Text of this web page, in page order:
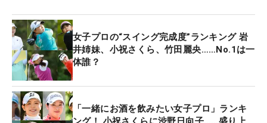
女子プロの“スイング完成度”ランキング 岩
井姉妹、小祝さくら、竹田麗央……No.1は一
体誰？
「一緒にお酒を飲みたい女子プロ」ランキ